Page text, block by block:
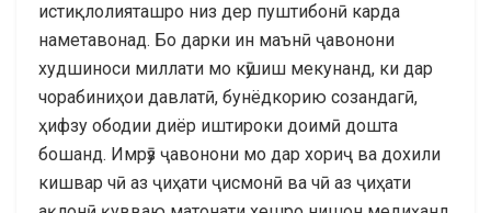
истиқлолияташро низ дер пуштибонӣ карда
наметавонад. Бо дарки ин маънӣ ҷавонони
худшиноси миллати мо кӯшиш мекунанд, ки дар
чорабиниҳои давлатӣ, бунёдкорию созандагӣ,
ҳифзу ободии диёр иштироки доимӣ дошта
бошанд. Имрӯз ҷавонони мо дар хориҷ ва дохили
кишвар чӣ аз ҷиҳати ҷисмонӣ ва чӣ аз ҷиҳати